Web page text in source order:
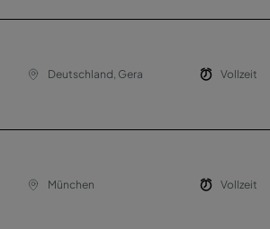
Deutschland, Gera Vollzeit
München Vollzeit